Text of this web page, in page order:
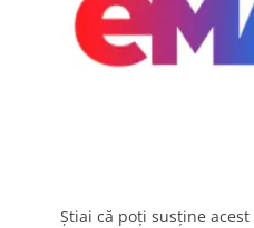
Știai că poți susține